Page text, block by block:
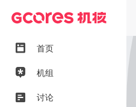
首页
机组
讨论